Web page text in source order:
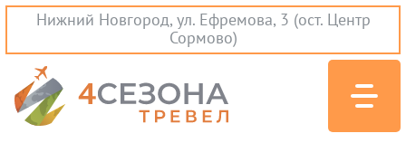
Нижний Новгород, ул. Ефремова, 3 (ост. Центр
Сормово)